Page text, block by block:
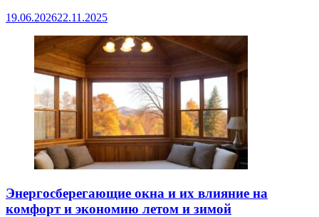
19.06.202622.11.2025
Энергосберегающие окна и их влияние на
комфорт и экономию летом и зимой